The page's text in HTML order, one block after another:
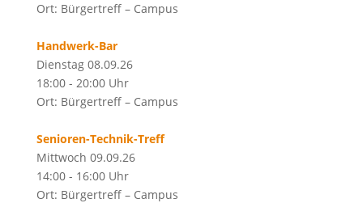
Ort: Bürgertreff – Campus
Handwerk-Bar
Dienstag 08.09.26
18:00 - 20:00 Uhr
Ort: Bürgertreff – Campus
Senioren-Technik-Treff
Mittwoch 09.09.26
14:00 - 16:00 Uhr
Ort: Bürgertreff – Campus